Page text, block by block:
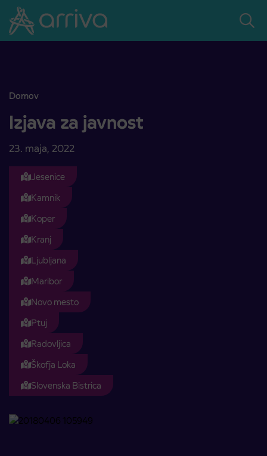
Skoči na vsebino
Domov
Izjava za javnost
Izjava za javnost
23. maja, 2022
Jesenice
Kamnik
Koper
Kranj
Ljubljana
Maribor
Novo mesto
Ptuj
Radovljica
Škofja Loka
Slovenska Bistrica